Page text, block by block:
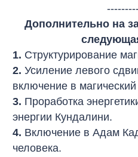
Дополнительно на
1. Структурирование
2. Усиление левого
включение в
3. Проработка
энергии Кундалини.
4. Включение в Адам
человека.